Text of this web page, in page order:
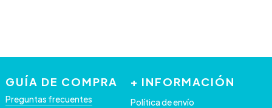
GUÍA DE COMPRA
Preguntas frecuentes
+ INFORMACIÓN
Política de envío